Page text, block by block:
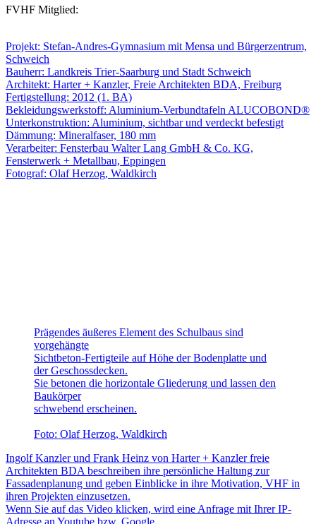
FVHF Mitglied:
Projekt: Stefan-Andres-Gymnasium mit Mensa und Bürgerzentrum,
Schweich
Bauherr: Landkreis Trier-Saarburg und Stadt Schweich
Architekt: Harter + Kanzler, Freie Architekten BDA, Freiburg
Fertigstellung: 2012 (1. BA)
Bekleidungswerkstoff: Aluminium-Verbundtafeln ALUCOBOND®
Unterkonstruktion: Aluminium, sichtbar und verdeckt befestigt
Dämmung: Mineralfaser, 180 mm
Verarbeiter: Fensterbau Walter Lang GmbH & Co. KG,
Fensterwerk + Metallbau, Eppingen
Fotograf: Olaf Herzog, Waldkirch
Prägendes äußeres Element des Schulbaus sind
vorgehängte
Sichtbeton-Fertigteile auf Höhe der Bodenplatte und
der Geschossdecken.
Sie betonen die horizontale Gliederung und lassen den
Baukörper
schwebend erscheinen.
Foto: Olaf Herzog, Waldkirch
Ingolf Kanzler und Frank Heinz von Harter + Kanzler freie
Architekten BDA beschreiben ihre persönliche Haltung zur
Fassadenplanung und geben Einblicke in ihre Motivation, VHF in
ihren Projekten einzusetzen.
Wenn Sie auf das Video klicken, wird eine Anfrage mit Ihrer IP-